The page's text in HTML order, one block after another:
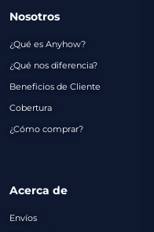
Nosotros
¿Qué es Anyhow?
¿Qué nos diferencia?
Beneficios de Cliente
Cobertura
¿Cómo comprar?
Acerca de
Envíos